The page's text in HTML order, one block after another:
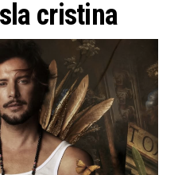
música. cristina